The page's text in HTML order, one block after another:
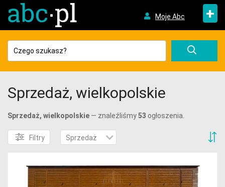
Moje Abc +
Sprzedaż, wielkopolskie
Sprzedaż, wielkopolskie — znaleźliśmy53 ogłoszenia.
Filtry Sprzedaż